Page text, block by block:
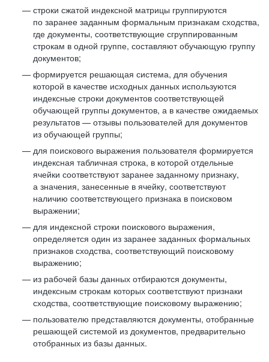
строки сжатой индексной матрицы группируются
по заранее заданным формальным признакам сходства,
где документы, соответствующие сгруппированным
строкам в одной группе, составляют обучающую группу
документов;
формируется решающая система, для обучения
которой в качестве исходных данных используются
индексные строки документов соответствующей
обучающей группы документов, а в качестве ожидаемых
результатов — отзывы пользователей для документов
из обучающей группы;
для поискового выражения пользователя формируется
индексная табличная строка, в которой отдельные
ячейки соответствуют заранее заданному признаку,
а значения, занесенные в ячейку, соответствуют
наличию соответствующего признака в поисковом
выражении;
для индексной строки поискового выражения,
определяется один из заранее заданных формальных
признаков сходства, соответствующий поисковому
выражению;
из рабочей базы данных отбираются документы,
индексным строкам которых соответствуют признаки
сходства, соответствующие поисковому выражению;
пользователю представляются документы, отобранные
решающей системой из документов, предварительно
отобранных из базы данных.